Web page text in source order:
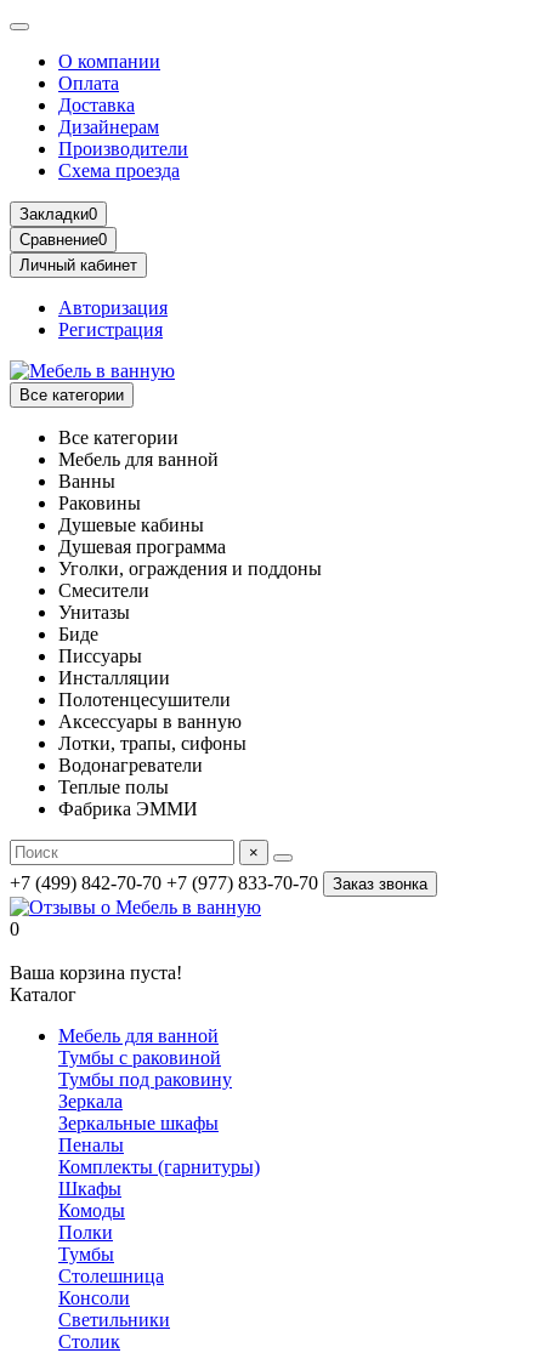
О компании
Оплата
Доставка
Дизайнерам
Производители
Схема проезда
Закладки0
Сравнение0
Личный кабинет
Авторизация
Регистрация
Все категории
Все категории
Мебель для ванной
Ванны
Раковины
Душевые кабины
Душевая программа
Уголки, ограждения и поддоны
Смесители
Унитазы
Биде
Писсуары
Инсталляции
Полотенцесушители
Аксессуары в ванную
Лотки, трапы, сифоны
Водонагреватели
Теплые полы
Фабрика ЭММИ
×
+7 (499) 842-70-70 +7 (977) 833-70-70 Заказ звонка
0
Ваша корзина пуста!
Каталог
Мебель для ванной
Тумбы с раковиной
Тумбы под раковину
Зеркала
Зеркальные шкафы
Пеналы
Комплекты (гарнитуры)
Шкафы
Комоды
Полки
Тумбы
Столешница
Консоли
Светильники
Столик